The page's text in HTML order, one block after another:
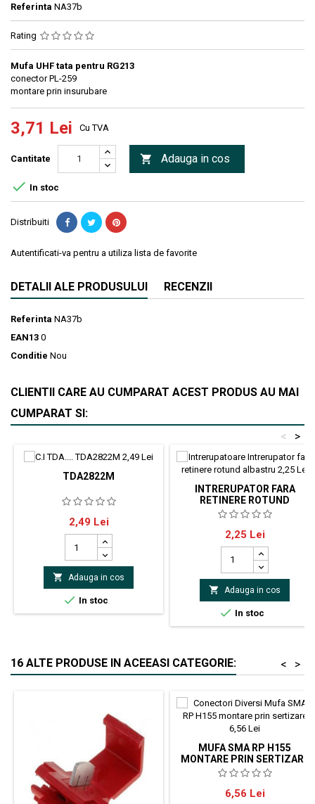
Referinta NA37b
Rating
Mufa UHF tata pentru RG213
conector PL-259
montare prin insurubare
3,71 Lei Cu TVA
Cantitate  Adauga in cos
 In stoc
Distribuiti
Autentificati-va pentru a utiliza lista de favorite
DETALII ALE PRODUSULUI RECENZII
Referinta NA37b
EAN13 0
Conditie Nou
CLIENTII CARE AU CUMPARAT ACEST PRODUS AU MAI
CUMPARAT SI:
>
<
TDA2822M
Circuit integrat:amplificator
audio;1W;DIP8
Pret
2,49 Lei
 Adauga in cos
 In stoc
INTRERUPATOR FARA
RETINERE ROTUND
ALBASTRU
Intrerupator push, fara retinere,
Pret
2,25 Lei
 Adauga in cos
 In stoc
16 ALTE PRODUSE IN ACEEASI CATEGORIE: >
<
MUFA SMA RP H155
MONTARE PRIN SERTIZARE
Mufa SMA RP H155, montare prin
Pret
6,56 Lei